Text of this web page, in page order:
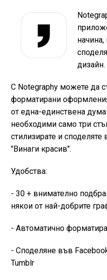
дизайн.
С Notegraphy можете да
форматирани
от една-единствена
необходими само три
стилизирате и
"Винаги красив".
Удобства:
- 30 + внимателно
някои от най-добрите
- Автоматично
- Споделяне във
Tumblr